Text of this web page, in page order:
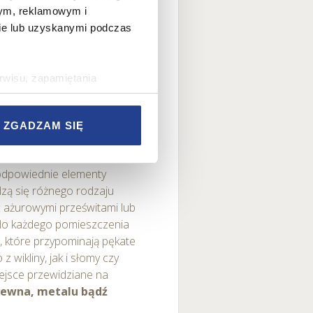
reklamowym i
lub uzyskanymi podczas
zapamiętania
wydajności Serwisu,
w celach marketingowych.
Serwisie, przetwarzane są
przez Partnerów
osobowych, ich
a także prawo do
o plikach cookie
z Serwisu dostępne
plików cookie przez
ZGADZAM SIĘ
się wiele materiałów,
tkaniny. Na
. Sprawdzi się tu również –
koniczyny, a także
. Co do tekstyliów,
baldachimy czy
elementy
się różnego rodzaju
prześwitami lub
każdego pomieszczenia
, które przypominają pękate
wikliny, jak i słomy czy
przewidziane na
metalu bądź